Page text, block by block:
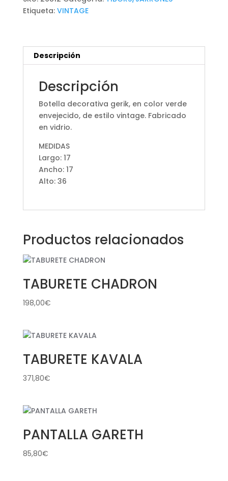
Etiqueta: VINTAGE
Descripción
Descripción
Botella decorativa gerik, en color verde
envejecido, de estilo vintage. Fabricado
en vidrio.
MEDIDAS
Largo: 17
Ancho: 17
Alto: 36
Productos relacionados
TABURETE CHADRON
198,00€
TABURETE KAVALA
371,80€
PANTALLA GARETH
85,80€